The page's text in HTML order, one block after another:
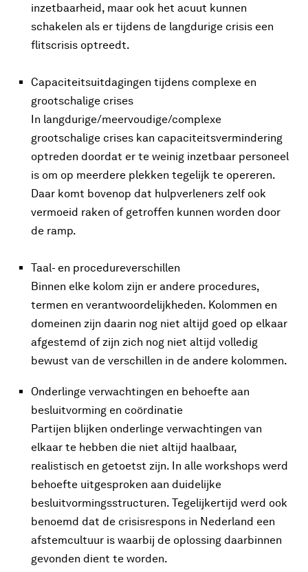
inzetbaarheid, maar ook het acuut kunnen
schakelen als er tijdens de langdurige crisis een
flitscrisis optreedt.
Capaciteitsuitdagingen tijdens complexe en
grootschalige crises
In langdurige/meervoudige/complexe
grootschalige crises kan capaciteitsvermindering
optreden doordat er te weinig inzetbaar personeel
is om op meerdere plekken tegelijk te opereren.
Daar komt bovenop dat hulpverleners zelf ook
vermoeid raken of getroffen kunnen worden door
de ramp.
Taal- en procedureverschillen
Binnen elke kolom zijn er andere procedures,
termen en verantwoordelijkheden. Kolommen en
domeinen zijn daarin nog niet altijd goed op elkaar
afgestemd of zijn zich nog niet altijd volledig
bewust van de verschillen in de andere kolommen.
Onderlinge verwachtingen en behoefte aan
besluitvorming en coördinatie
Partijen blijken onderlinge verwachtingen van
elkaar te hebben die niet altijd haalbaar,
realistisch en getoetst zijn. In alle workshops werd
behoefte uitgesproken aan duidelijke
besluitvormingsstructuren. Tegelijkertijd werd ook
benoemd dat de crisisrespons in Nederland een
afstemcultuur is waarbij de oplossing daarbinnen
gevonden dient te worden.